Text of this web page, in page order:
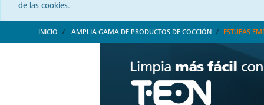
de las cookies.
INICIO AMPLIA GAMA DE PRODUCTOS DE COCCIÓN ESTUFAS